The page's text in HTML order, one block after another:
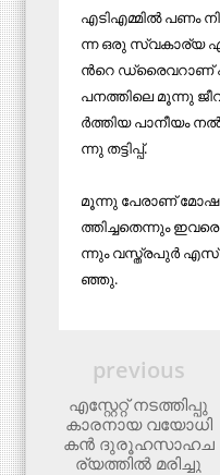
എ​ടി​എ​മ്മി​ൽ പ​ണം
ന്ന ഒ​രു സ്വ​കാ​ര്യ
ന്‍റെ ഡ്രൈ​വ​റാ​ണ്
പ​ന​ത്തി​ലെ മൂ​ന്നു
ർ​ത്തി​യ പാ​നീ​യം
ന്നു ത​ട്ടി​പ്പ്.
മൂ​ന്നു പേ​രാ​ണ്
ത്തി​ച്ച​തെ​ന്നും
ന്നും വ​സ്ത്ര​പു​ർ
ഞ്ഞു.
previous
എ​സ്റ്റേ​റ്റ് ന​ട​ത്തി​പ്പു​
കാ​ര​നാ​യ വ​യോ​ധി​
ക​ന്‍ ദു​രൂ​ഹ​സാ​ഹ​ച​
ര്യ​ത്തി​ല്‍ മ​രി​ച്ചു